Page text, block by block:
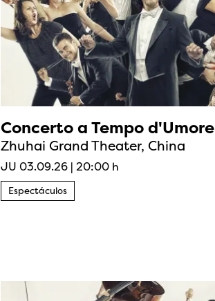
Concerto a Tempo d'Umore
Zhuhai Grand Theater, China
JU 03.09.26| 20:00 h
Espectáculos